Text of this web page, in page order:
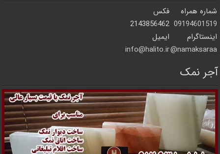
شماره همراه
فکس
09194601519
2143856462
اینستاگرام
ایمیل
namaksaraa@
info@halito.ir
آجر نمک